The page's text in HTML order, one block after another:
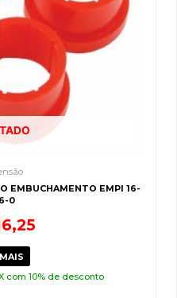
EMBUCHAMENTO EMPI 16-
0
com 10% de desconto